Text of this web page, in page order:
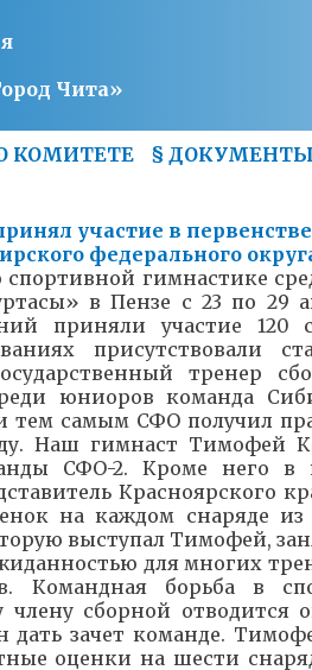
Чита»
КОМИТЕТЕ § ДОКУМЕНТЫ
участие в
федерального
спортивной гимнастике
в Пензе с 23 по 29
приняли участие 120
присутствовали
тренер
юниоров команда
тем самым СФО получил
Наш гимнаст Тимофей
СФО-2. Кроме него в
Красноярского
на каждом снаряде из
выступал Тимофей,
для многих
Командная борьба в
сборной отводится
дать зачет команде.
оценки на шести